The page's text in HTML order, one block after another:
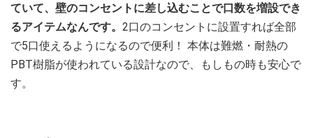
ていて、壁のコンセントに差し込むことで口数を増設でき
るアイテムなんです。 2口のコンセントに設置すれば全部
で5口使えるようになるので便利！ 本体は難燃・耐熱の
PBT樹脂が使われている設計なので、もしもの時も安心で
す。